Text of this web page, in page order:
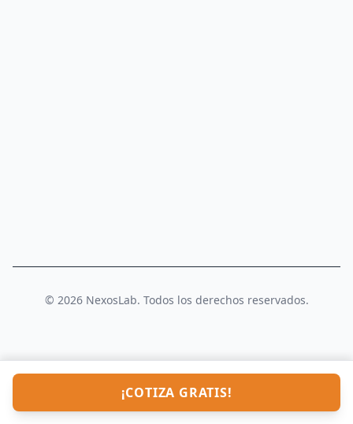
© 2026 NexosLab. Todos los derechos reservados.
¡COTIZA GRATIS!
afirmesegurosautos.mx 4.3★